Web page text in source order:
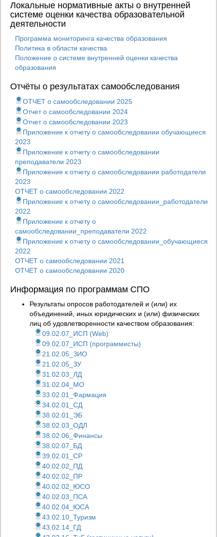
Локальные нормативные акты о внутренней
системе оценки качества образовательной
деятельности
Программа мониторинга качества образования
Политика в области качества
Положение о системе внутренней оценки качества
образования
Отчёты о результатах самообследования
ОТЧЕТ о самообследовании 2025
Отчет о самообследовании 2024
Отчет о самообследовании 2023
Приложение к отчету о самообследовании обучающиеся
2023
Приложение к отчету о самообследовании
преподаватели 2023
Приложение к отчету о самообследовании работодатели
2023
ОТЧЕТ о самообследовании 2022
Приложение к отчету о самообследовании_работодатели
2022
Приложение к отчету о
самообследовании_преподаватели 2022
Приложение к отчету о самообследовании_обучающиеся
2022
ОТЧЕТ о самообследовании 2021
ОТЧЕТ о самообследовании 2020
Информация по программам СПО
Результаты опросов работодателей и (или) их
объединений, иных юридических и (или) физических
лиц об удовлетворенности качеством образования:
09.02.07_ИСП (Web)
09.02.07_ИСП (программисты)
21.02.05_ЗИО
21.02.05_ЗУ
31.02.03_ЛД
31.02.04_МО
33.02.01_Фармация
34.02.01_СД
38.02.01_ЭБ
38.02.03_ОДЛ
38.02.06_Финансы
38.02.07_БД
39.02.01_СР
40.02.02_ПД
40.02.02_ПР
40.02.02_ЮСО
40.02.03_ПСА
40.02.04_ЮСА
43.02.10_Туризм
43.02.14_ГД